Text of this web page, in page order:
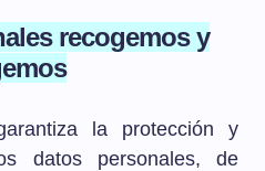
recogemos y
la protección y
datos personales, de